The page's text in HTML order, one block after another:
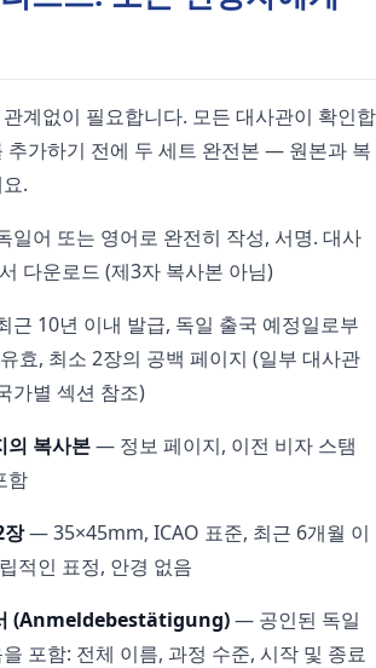
계없이 필요합니다. 모든 대사관이 확인합
추가하기 전에 두 세트 완전본 — 원본과 복
.
일어 또는 영어로 완전히 작성, 서명. 대사
다운로드 (제3자 복사본 아님)
근 10년 이내 발급, 독일 출국 예정일로부
효, 최소 2장의 공백 페이지 (일부 대사관
가별 섹션 참조)
의 복사본— 정보 페이지, 이전 비자 스탬
함
장— 35×45mm, ICAO 표준, 최근 6개월 이
적인 표정, 안경 없음
(Anmeldebestätigung)— 공인된 독일
포함: 전체 이름, 과정 수준, 시작 및 종료